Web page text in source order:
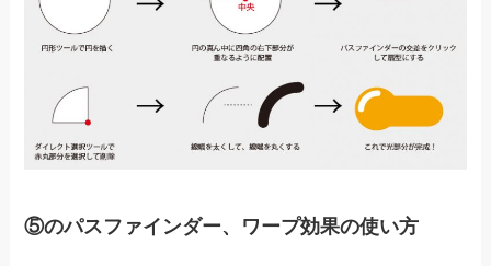
⑤のパスファインダー、ワープ効果の使い方